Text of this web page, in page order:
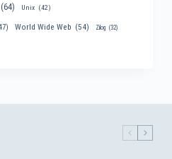
(64) Unix (42)
World Wide Web (54) Zilog (32)